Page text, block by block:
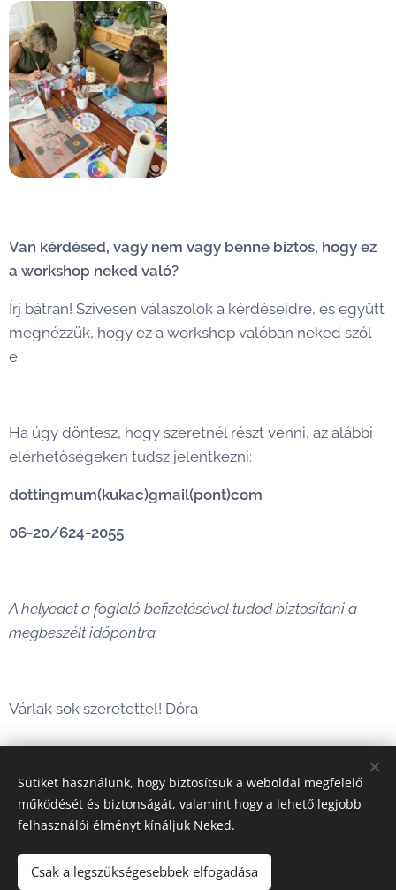
Van kérdésed, vagy nem vagy benne biztos, hogy ez
a workshop neked való?
Írj bátran! Szívesen válaszolok a kérdéseidre, és együtt
megnézzük, hogy ez a workshop valóban neked szól-
e.
Ha úgy döntesz, hogy szeretnél részt venni, az alábbi
elérhetőségeken tudsz jelentkezni:
dottingmum(kukac)gmail(pont)com
06-20/624-2055
A helyedet a foglaló befizetésével tudod biztosítani a
megbeszélt időpontra.
Várlak sok szeretettel! Dóra
Az összes kép a saját szellemi tulajdonom. Felhasználásuk
semmilyen módon nem megengedett! Ellenkező esetben jogi
Sütiket használunk, hogy biztosítsuk a weboldal megfelelő
működését és biztonságát, valamint hogy a lehető legjobb
felhasználói élményt kínáljuk Neked.
Csak a legszükségesebbek elfogadása